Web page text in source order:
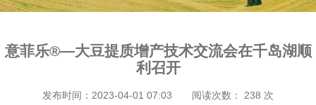
意菲乐®—大豆提质增产技术交流会在千岛湖顺
利召开
发布时间：2023-04-01 07:03 阅读次数： 238 次